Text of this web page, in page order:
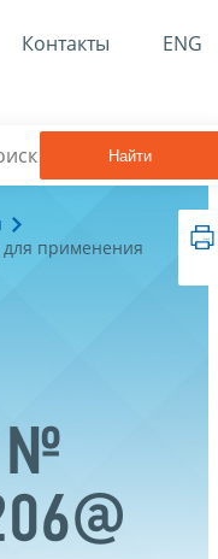
Контакты ENG
Найти
применения
№